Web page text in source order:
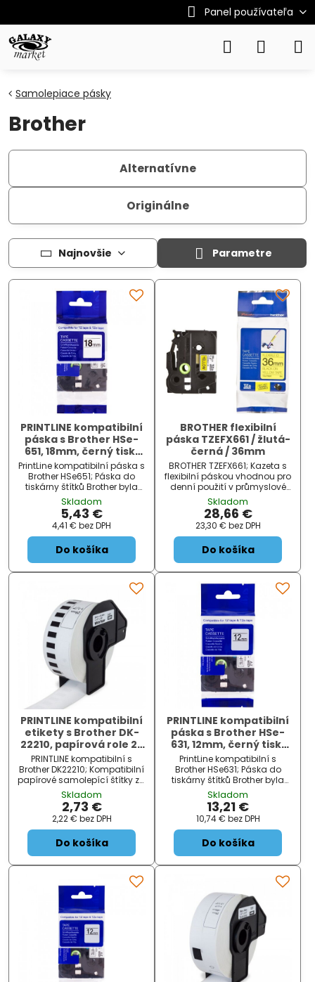
Panel používateľa
Samolepiace pásky
Brother
Alternatívne
Originálne
Najnovšie Parametre
PRINTLINE kompatibilní
páska s Brother HSe-
651, 18mm, černý tisk/
žlutý podklad, bužírka
PrintLine kompatibilní páska s
Brother HSe651; Páska do
tiskárny štítků Brother byla
testována v náročných
podmínkách, je vhodná pro
80 až 150 °C a odolává i
chemikáliím. Je ideální pro
profesionální štítkování. Pás...
Skladom
5,43 €
4,41 € bez DPH
Do košíka
BROTHER flexibilní
páska TZEFX661 / žlutá-
černá / 36mm
BROTHER TZEFX661; Kazeta s
flexibilní páskou vhodnou pro
denní použití v průmyslové
výrobě, skladech,
kancelářích apod. Tato
páska je vhodná zejména
pro označení ostrých hran a
zaoblených předmětů.
ZÁKLA...
Skladom
28,66 €
23,30 € bez DPH
Do košíka
PRINTLINE kompatibilní
etikety s Brother DK-
22210, papírová role 29
x 30,48m
PRINTLINE kompatibilní s
Brother DK22210; Kompatibilní
papírové samolepící štítky za
Brother DK22210. Štítky jsou
určeny pouze pro tiskárny
štítků BROTHER QL. ZÁKLADNÍ
SPECIFIKACE; Typ:...
Skladom
2,73 €
2,22 € bez DPH
Do košíka
PRINTLINE kompatibilní
páska s Brother HSe-
631, 12mm, černý tisk/
žlutý podklad, bužírka
PrintLine kompatibilní s
Brother HSe631; Páska do
tiskárny štítků Brother byla
testována v náročných
podmínkách, je vhodná pro
80 až 150 °C a odolává i
chemikáliím. Je ideální pro
profesionální štítkování.
Páska v s...
Skladom
13,21 €
10,74 € bez DPH
Do košíka